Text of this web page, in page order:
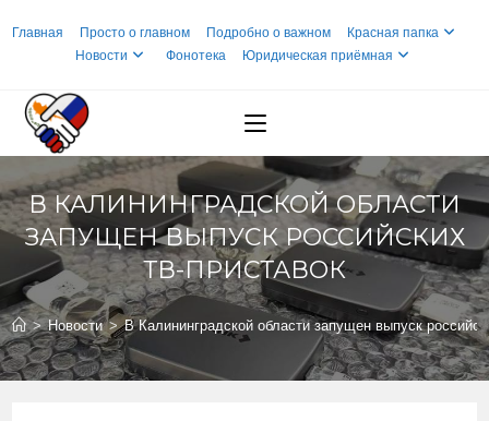
Главная Просто о главном Подробно о важном
Красная папка
Новости
Фонотека Юридическая приёмная
В КАЛИНИНГРАДСКОЙ ОБЛАСТИ
ЗАПУЩЕН ВЫПУСК РОССИЙСКИХ
ТВ-ПРИСТАВОК
> Новости > В Калининградской области запущен выпуск